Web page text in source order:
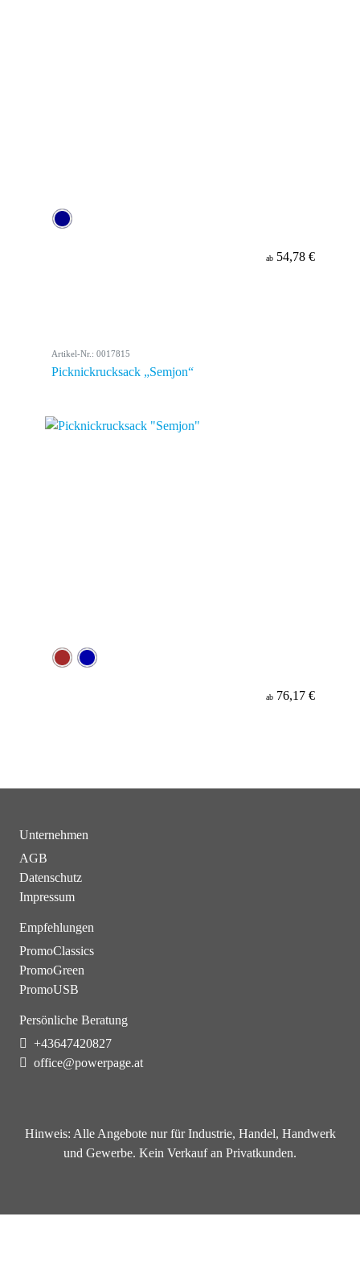
ab 54,78 €
Artikel-Nr.: 0017815
Picknickrucksack „Semjon“
ab 76,17 €
Unternehmen
AGB
Datenschutz
Impressum
Empfehlungen
PromoClassics
PromoGreen
PromoUSB
Persönliche Beratung
+43647420827
office@powerpage.at
Hinweis: Alle Angebote nur für Industrie, Handel, Handwerk
und Gewerbe. Kein Verkauf an Privatkunden.